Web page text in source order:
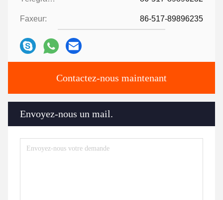
Faxeur: 86-517-89896235
Contactez-nous maintenant
Envoyez-nous un mail.